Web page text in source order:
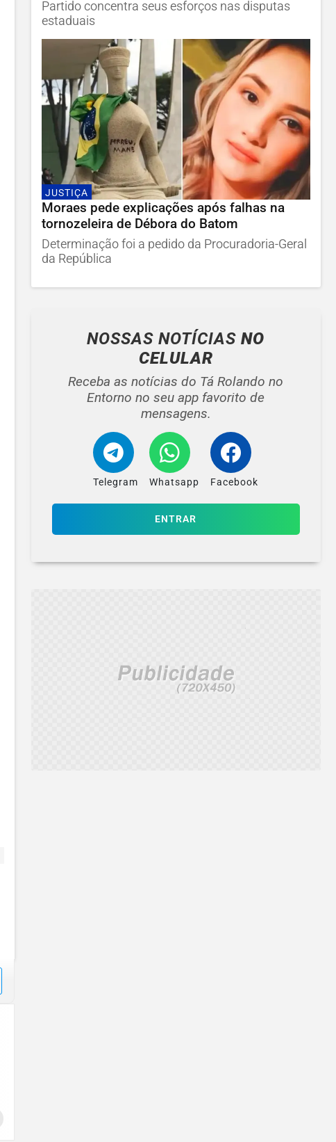
Partido concentra seus esforços nas disputas
estaduais
JUSTIÇA
Moraes pede explicações após falhas na
tornozeleira de Débora do Batom
Determinação foi a pedido da Procuradoria-Geral
da República
NOSSAS NOTÍCIASNO
CELULAR
Receba as notícias do Tá Rolando no
Entorno no seu app favorito de
mensagens.
Telegram Whatsapp Facebook
ENTRAR